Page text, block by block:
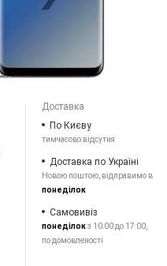
Доставка
По Києву
тимчасово відсутня
Доставка по Україні
Новою поштою, відправимо в
понеділок
Самовивіз
понеділокз 10:00 до 17:00,
по домовленості